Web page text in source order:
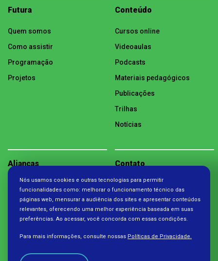
Futura
Quem somos
Como assistir
Programação
Projetos
Conteúdo
Cursos online
Videoaulas
Podcasts
Materiais pedagógicos
Publicações
Trilhas
Notícias
Alianças Contato
Política de Privacidade
Nós usamos cookies e outras tecnologias para permitir
funcionalidades como: melhorar o funcionamento técnico das
páginas web, mensurar a audiência dos sites e apresentar conteúdos
relevantes, oferecendo uma melhor experiência baseada em suas
preferências. Ao acessar, você concorda com essas condições.
Para mais informações, consulte nossas Políticas de Privacidade.